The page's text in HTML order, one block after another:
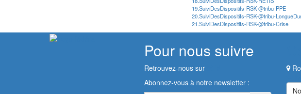
19.SuiviDesDispositifs-RSK-@tribu-PPE
20.SuiviDesDispositifs-RSK-@tribu-
21.SuiviDesDispositifs-RSK-@tribu-Crise
Pour nous suivre
Retrouvez-nous sur
Abonnez-vous à notre newsletter :